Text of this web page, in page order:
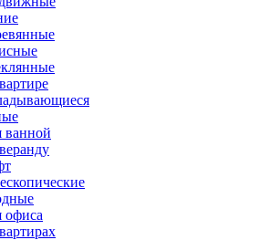
ванной
офиса